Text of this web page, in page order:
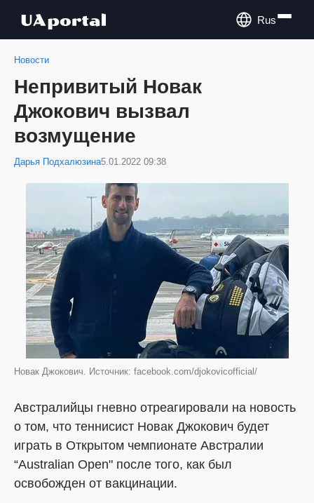
Rus
Новости
Непривитый Новак
Джокович вызвал
возмущение
Дарья Подхалюзина5.01.2022 09:38
Новак Джокович. Источник: facebook.com/djokovicofficial/
Австралийцы гневно отреагировали на новость
о том, что теннисист Новак Джокович будет
играть в Открытом чемпионате Австралии
“Australian Open" после того, как был
освобожден от вакцинации.